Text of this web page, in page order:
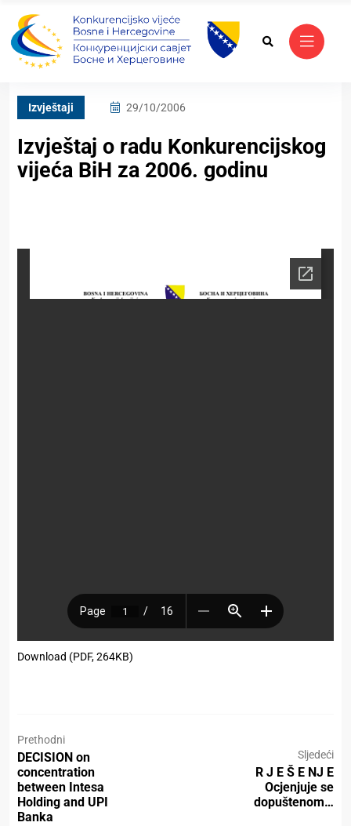
Izvještaji 29/10/2006
Izvještaj o radu Konkurencijskog
vijeća BiH za 2006. godinu
Download (PDF, 264KB)
Prethodni
DECISION on
concentration
between Intesa
Holding and UPI
Banka
Sljedeći
R J E Š E NJ E
Ocjenjuje se
dopuštenom…